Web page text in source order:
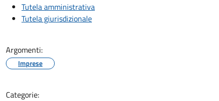
Tutela amministrativa
Tutela giurisdizionale
Argomenti:
Imprese
Categorie: